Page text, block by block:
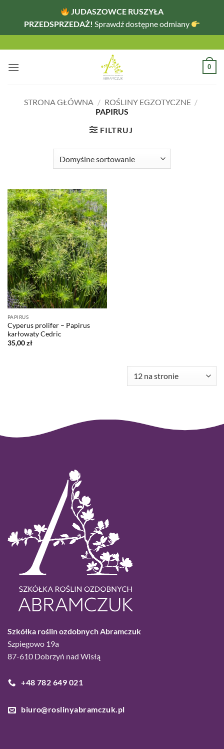
JUDASZOWCE RUSZYŁA
PRZEDSPRZEDAŻ! Sprawdź dostępne odmiany
zawartości
0
STRONA GŁÓWNA / ROŚLINY EGZOTYCZNE /
PAPIRUS
FILTRUJ
PAPIRUS
Cyperus prolifer – Papirus
karłowaty Cedric
35,00zł
Szkółka roślin ozdobnych Abramczuk
Szpiegowo 19a
87-610 Dobrzyń nad Wisłą
+48 782 649 021
biuro@roslinyabramczuk.pl